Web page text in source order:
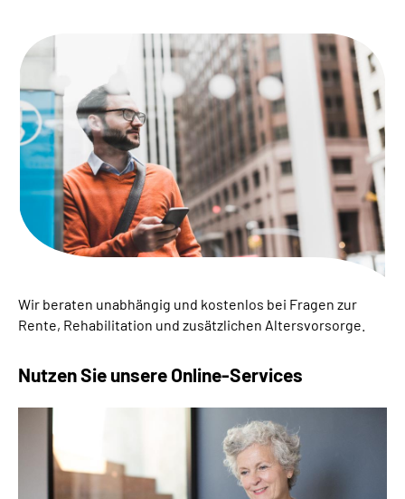
Experten
Über uns & Presse
Online-Services
Suche
Language
Mein Kundenportal
Wir beraten unabhängig und kostenlos bei Fragen zur
Rente, Rehabilitation und zusätzlichen Altersvorsorge.
Nutzen Sie unsere Online-Services